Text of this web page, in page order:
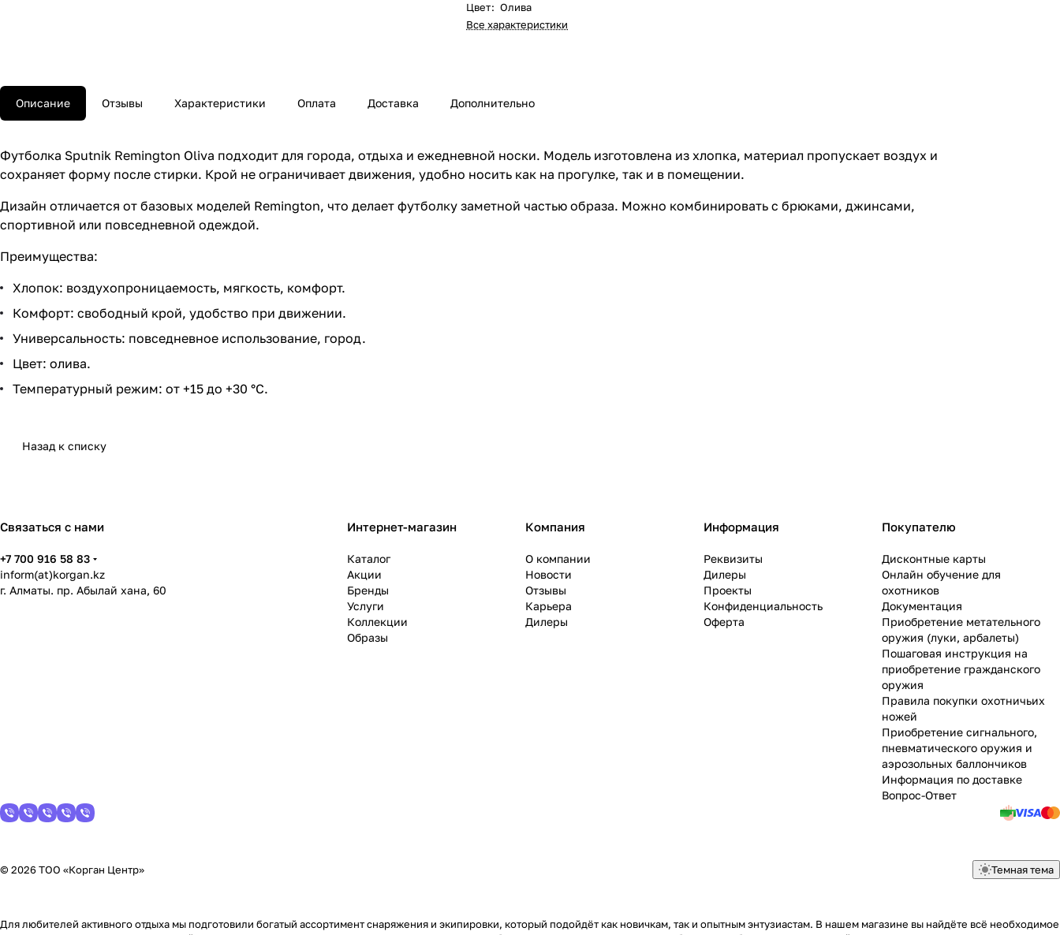
Цвет: Олива
Все характеристики
Описание Отзывы Характеристики Оплата Доставка Дополнительно
Футболка Sputnik Remington Oliva подходит для города, отдыха и ежедневной носки. Модель изготовлена из хлопка, материал пропускает воздух и
сохраняет форму после стирки. Крой не ограничивает движения, удобно носить как на прогулке, так и в помещении.
Дизайн отличается от базовых моделей Remington, что делает футболку заметной частью образа. Можно комбинировать с брюками, джинсами,
спортивной или повседневной одеждой.
Преимущества:
Хлопок: воздухопроницаемость, мягкость, комфорт.
Комфорт: свободный крой, удобство при движении.
Универсальность: повседневное использование, город.
Цвет: олива.
Температурный режим: от +15 до +30 °C.
Назад к списку
Связаться с нами
+7 700 916 58 83
inform(at)korgan.kz
г. Алматы. пр. Абылай хана, 60
Интернет-магазин
Каталог
Акции
Бренды
Услуги
Коллекции
Образы
Компания
О компании
Новости
Отзывы
Карьера
Дилеры
Информация
Реквизиты
Дилеры
Проекты
Конфиденциальность
Оферта
Покупателю
Дисконтные карты
Онлайн обучение для
охотников
Документация
Приобретение метательного
оружия (луки, арбалеты)
Пошаговая инструкция на
приобретение гражданского
оружия
Правила покупки охотничьих
ножей
Приобретение сигнального,
пневматического оружия и
аэрозольных баллончиков
Информация по доставке
Вопрос-Ответ
© 2026 ТОО «Корган Центр» Темная тема
Для любителей активного отдыха мы подготовили богатый ассортимент снаряжения и экипировки, который подойдёт как новичкам, так и опытным энтузиастам. В нашем магазине вы найдёте всё необходимое